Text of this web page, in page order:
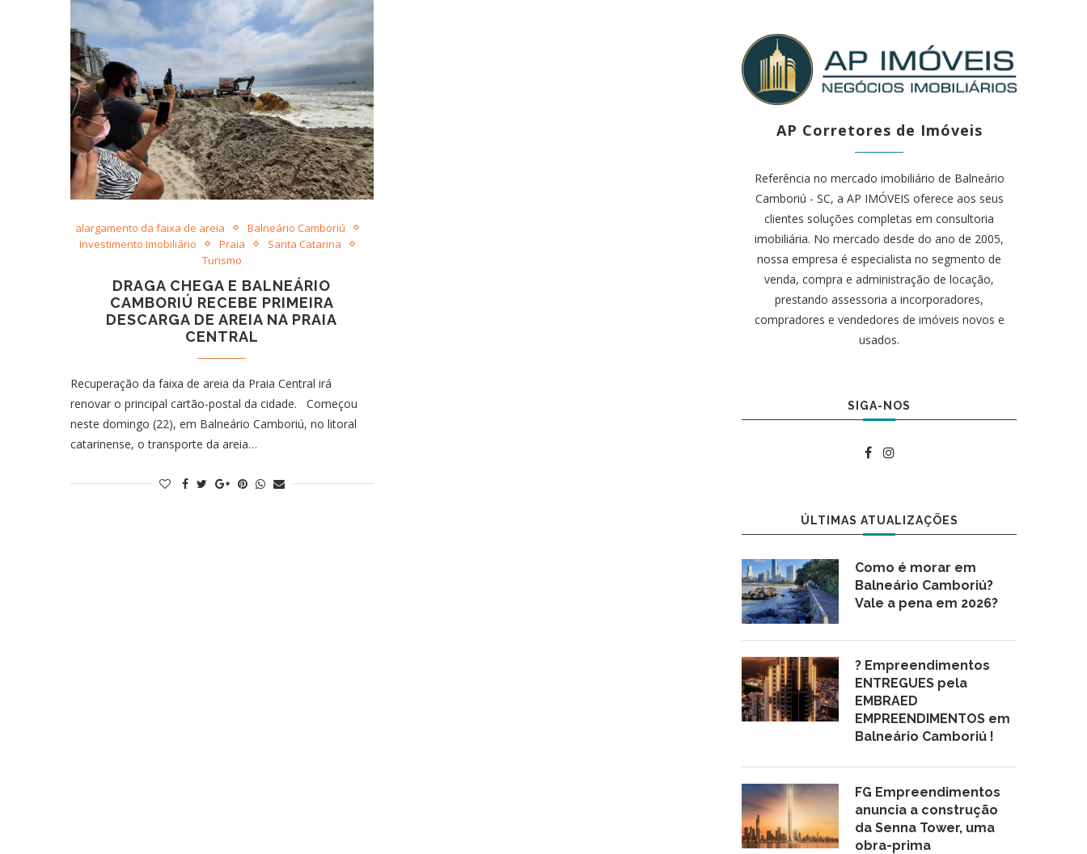
alargamento da faixa de areia
Balneário Camboriú
Investimento Imobiliário
Praia
Santa Catarina
Turismo
DRAGA CHEGA E BALNEÁRIO
CAMBORIÚ RECEBE PRIMEIRA
DESCARGA DE AREIA NA PRAIA
CENTRAL
Recuperação da faixa de areia da Praia Central irá
renovar o principal cartão-postal da cidade. Começou
neste domingo (22), em Balneário Camboriú, no litoral
catarinense, o transporte da areia…
AP Corretores de Imóveis
Referência no mercado imobiliário de Balneário
Camboriú - SC, a AP IMÓVEIS oferece aos seus
clientes soluções completas em consultoria
imobiliária. No mercado desde do ano de 2005,
nossa empresa é especialista no segmento de
venda, compra e administração de locação,
prestando assessoria a incorporadores,
compradores e vendedores de imóveis novos e
usados.
SIGA-NOS
ÚLTIMAS ATUALIZAÇÕES
Como é morar em
Balneário Camboriú?
Vale a pena em 2026?
? Empreendimentos
ENTREGUES pela
EMBRAED
EMPREENDIMENTOS em
Balneário Camboriú !
FG Empreendimentos
anuncia a construção
da Senna Tower, uma
obra-prima